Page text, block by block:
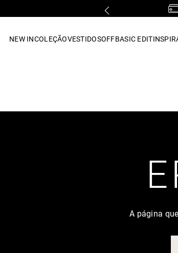
NEW INCOLEÇÃOVESTIDOSOFFBASIC EDIT
A página